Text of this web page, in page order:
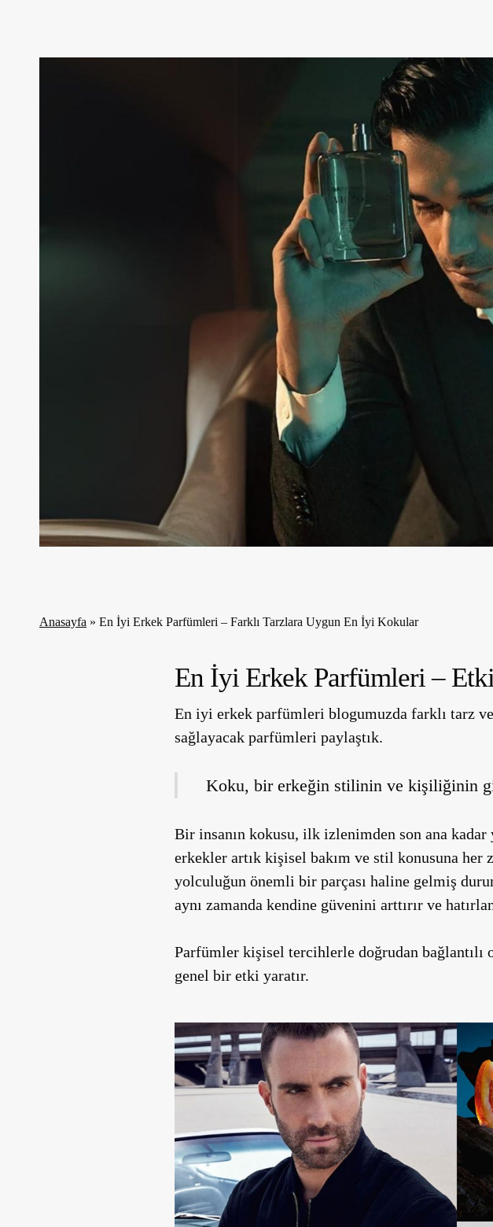
Anasayfa » En İyi Erkek Parfümleri – Farklı Tarzlara Uygun En İyi Kokular
En İyi Erkek Parfümleri –
En iyi erkek parfümleri blogumuzda farklı tarz
sağlayacak parfümleri paylaştık.
Koku, bir erkeğin stilinin ve kişiliğinin
Bir insanın kokusu, ilk izlenimden son ana kadar
erkekler artık kişisel bakım ve stil konusuna
yolculuğun önemli bir parçası haline gelmiş
aynı zamanda kendine güvenini arttırır ve
Parfümler kişisel tercihlerle doğrudan bağlantılı
genel bir etki yaratır.